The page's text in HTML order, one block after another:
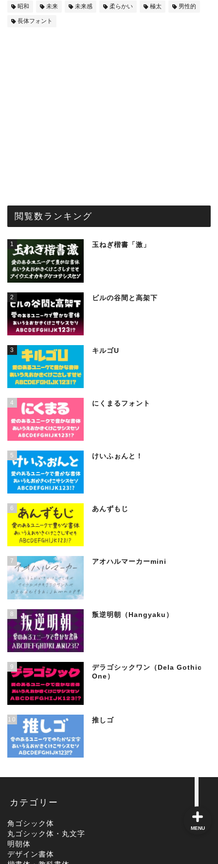
昭和 未来 未来感 柔らかい 極太 男性的
長体フォント
閲覧数ランキング
1 玉ねぎ楷書「激」
2 ビルの谷間と高架下
3 キルゴU
4 にくまるフォント
5 けいふぉんと！
6 あんずもじ
7 アオハルマーカーmini
8 叛逆明朝（Hangyaku）
9
デラゴシックワン（Dela Gothic
One）
10 推しゴ
カテゴリー
角ゴシック体
丸ゴシック体・丸文字
明朝体
デザイン書体
MENU